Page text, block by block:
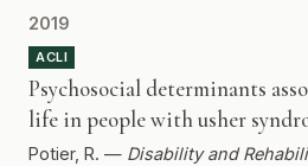
2019
ACLI
Psychosocial determinants
life in people with usher
Potier, R. — Disability and